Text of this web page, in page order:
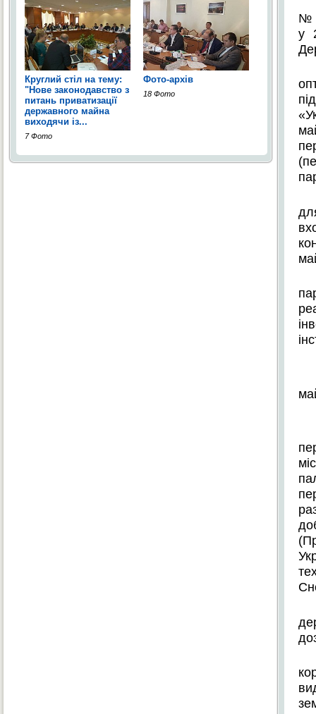
Круглий стіл на тему:
"Нове законодавство з
питань приватизації
державного майна
виходячи із...
7 Фото
Фото-архів
18 Фото
№
у
(
к